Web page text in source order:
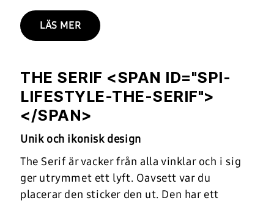
LÄS MER
THE SERIF <SPAN ID="SPI-
LIFESTYLE-THE-SERIF">
</SPAN>
Unik och ikonisk design
The Serif är vacker från alla vinklar och i sig
ger utrymmet ett lyft. Oavsett var du
placerar den sticker den ut. Den har ett